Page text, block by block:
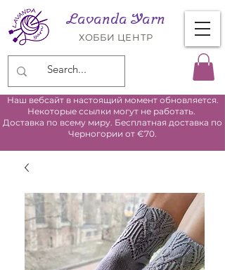
Lavanda Yarn
ХОББИ ЦЕНТР
Наш вебсайт в настоящий момент обновляется.
Некоторые ссылки могут не работать.
Доставка по всему миру. Бесплатная доставка по
Черногории от €70.